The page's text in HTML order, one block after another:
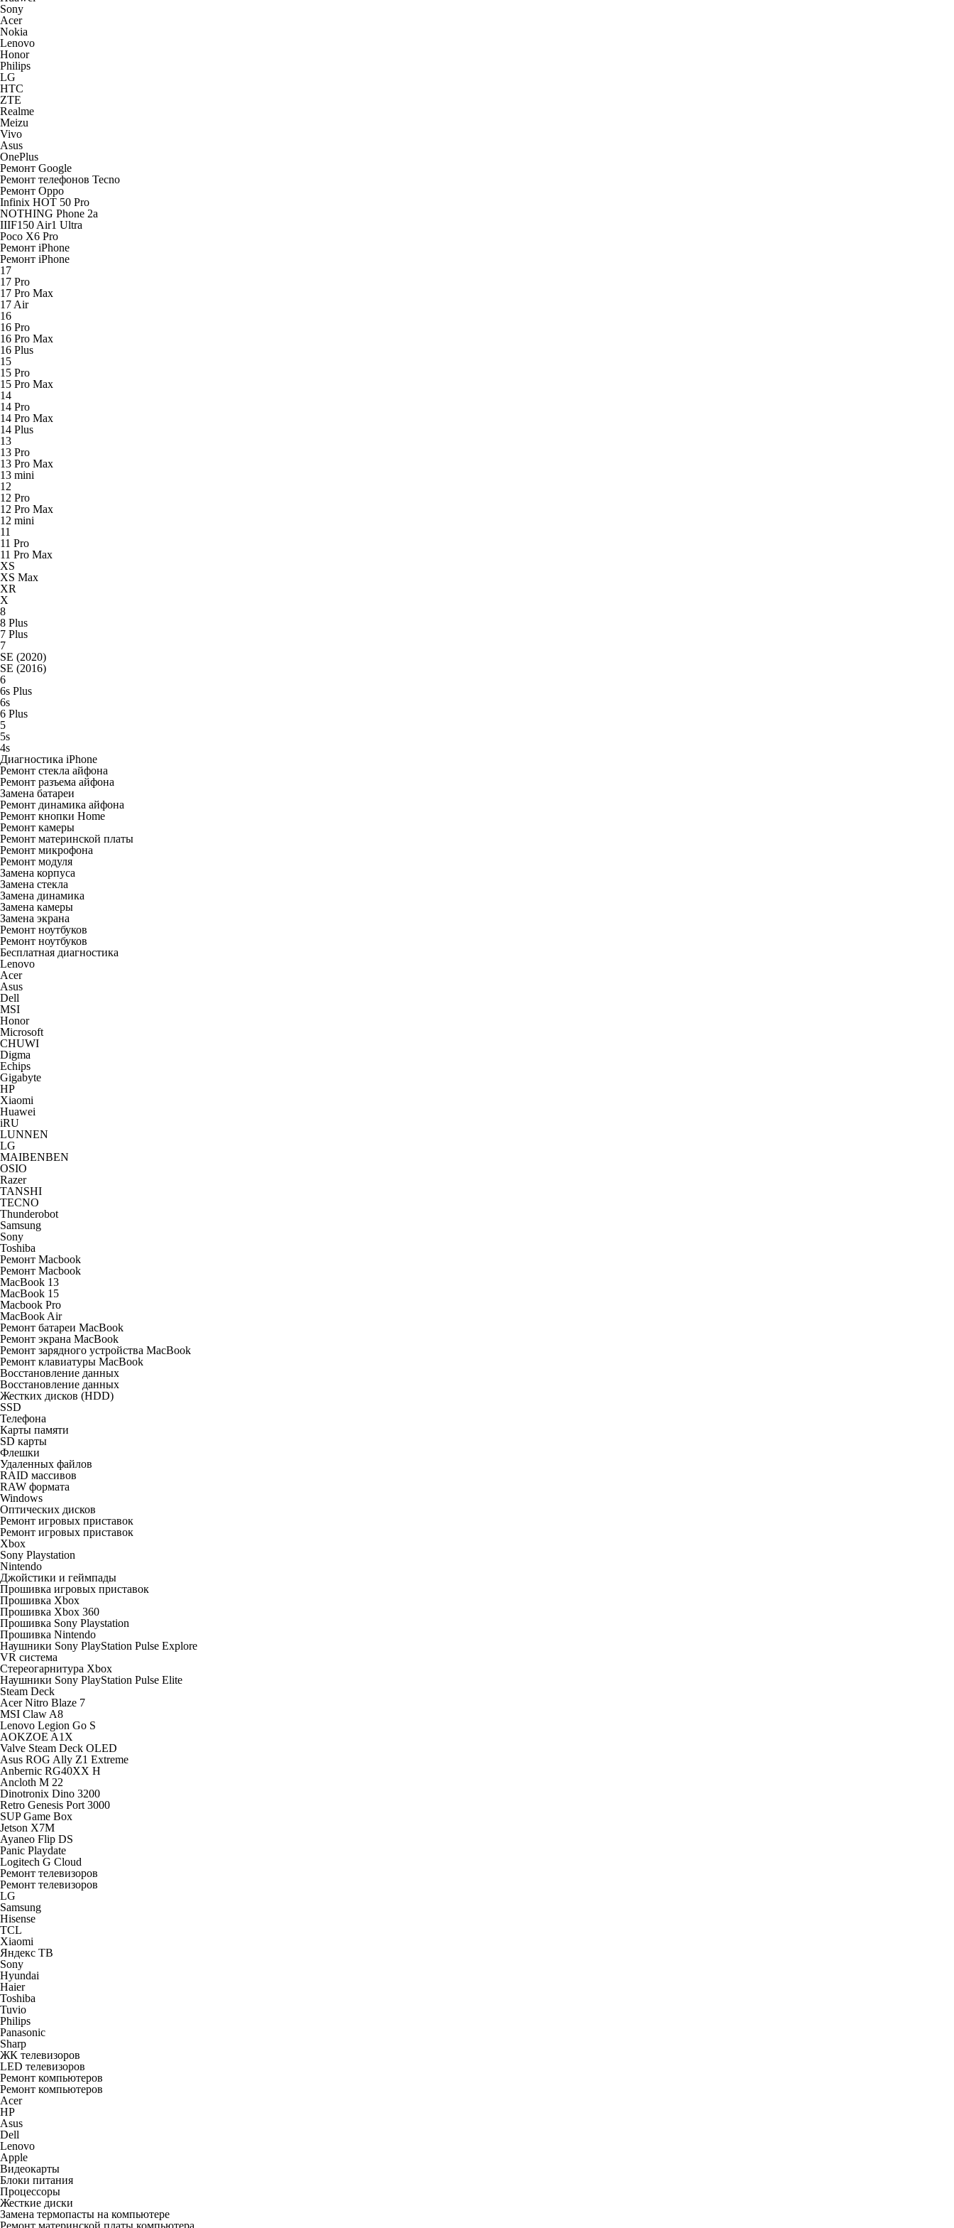
Sony
Acer
Nokia
Lenovo
Honor
Philips
LG
HTC
ZTE
Realme
Meizu
Vivo
Asus
OnePlus
Ремонт Google
Ремонт телефонов Tecno
Ремонт Oppo
Infinix HOT 50 Pro
NOTHING Phone 2a
IIIF150 Air1 Ultra
Poco X6 Pro
Ремонт iPhone
Ремонт iPhone
17
17 Pro
17 Pro Max
17 Air
16
16 Pro
16 Pro Max
16 Plus
15
15 Pro
15 Pro Max
14
14 Pro
14 Pro Max
14 Plus
13
13 Pro
13 Pro Max
13 mini
12
12 Pro
12 Pro Max
12 mini
11
11 Pro
11 Pro Max
XS
XS Max
XR
X
8
8 Plus
7 Plus
7
SE (2020)
SE (2016)
6
6s Plus
6s
6 Plus
5
5s
4s
Диагностика iPhone
Ремонт стекла айфона
Ремонт разъема айфона
Замена батареи
Ремонт динамика айфона
Ремонт кнопки Home
Ремонт камеры
Ремонт материнской платы
Ремонт микрофона
Ремонт модуля
Замена корпуса
Замена стекла
Замена динамика
Замена камеры
Замена экрана
Ремонт ноутбуков
Ремонт ноутбуков
Бесплатная диагностика
Lenovo
Acer
Asus
Dell
MSI
Honor
Microsoft
CHUWI
Digma
Echips
Gigabyte
HP
Xiaomi
Huawei
iRU
LUNNEN
LG
MAIBENBEN
OSIO
Razer
TANSHI
TECNO
Thunderobot
Samsung
Sony
Toshiba
Ремонт Macbook
Ремонт Macbook
MacBook 13
MacBook 15
Macbook Pro
MacBook Air
Ремонт батареи MacBook
Ремонт экрана MacBook
Ремонт зарядного устройства MacBook
Ремонт клавиатуры MacBook
Восстановление данных
Восстановление данных
Жестких дисков (HDD)
SSD
Телефона
Карты памяти
SD карты
Флешки
Удаленных файлов
RAID массивов
RAW формата
Windows
Оптических дисков
Ремонт игровых приставок
Ремонт игровых приставок
Xbox
Sony Playstation
Nintendo
Джойстики и геймпады
Прошивка игровых приставок
Прошивка Xbox
Прошивка Xbox 360
Прошивка Sony Playstation
Прошивка Nintendo
Наушники Sony PlayStation Pulse Explore
VR система
Стереогарнитура Xbox
Наушники Sony PlayStation Pulse Elite
Steam Deck
Acer Nitro Blaze 7
MSI Claw A8
Lenovo Legion Go S
AOKZOE A1X
Valve Steam Deck OLED
Asus ROG Ally Z1 Extreme
Anbernic RG40XX H
Ancloth М 22
Dinotronix Dino 3200
Retro Genesis Port 3000
SUP Game Box
Jetson X7M
Ayaneo Flip DS
Panic Playdate
Logitech G Cloud
Ремонт телевизоров
Ремонт телевизоров
LG
Samsung
Hisense
TCL
Xiaomi
Яндекс ТВ
Sony
Hyundai
Haier
Toshiba
Tuvio
Philips
Panasonic
Sharp
ЖК телевизоров
LED телевизоров
Ремонт компьютеров
Ремонт компьютеров
Acer
HP
Asus
Dell
Lenovo
Apple
Видеокарты
Блоки питания
Процессоры
Жесткие диски
Замена термопасты на компьютере
Ремонт материнской платы компьютера